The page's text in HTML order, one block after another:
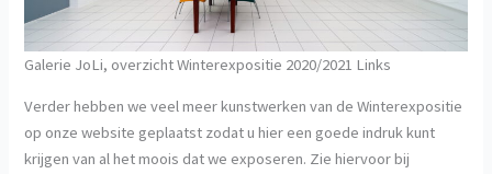
Galerie JoLi, overzicht Winterexpositie 2020/2021 Links
Verder hebben we veel meer kunstwerken van de Winterexpositie
op onze website geplaatst zodat u hier een goede indruk kunt
krijgen van al het moois dat we exposeren. Zie hiervoor bij